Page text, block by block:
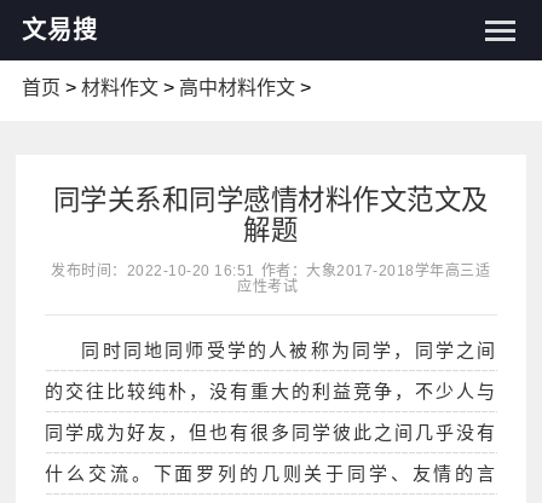
文易搜
首页 > 材料作文> 高中材料作文>
同学关系和同学感情材料作文范文及
解题
发布时间：2022-10-20 16:51 作者：大象2017-2018学年高三适
应性考试
同时同地同师受学的人被称为同学，同学之间
的交往比较纯朴，没有重大的利益竞争，不少人与
同学成为好友，但也有很多同学彼此之间几乎没有
什么交流。下面罗列的几则关于同学、友情的言